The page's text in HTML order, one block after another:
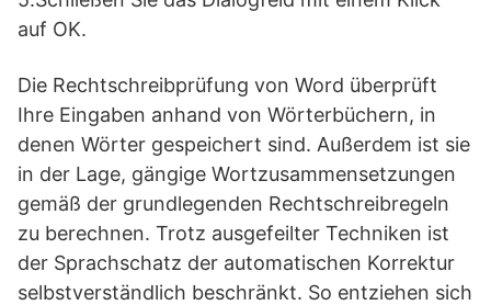
auf OK.
Die Rechtschreibprüfung von Word überprüft
Ihre Eingaben anhand von Wörterbüchern, in
denen Wörter gespeichert sind. Außerdem ist sie
in der Lage, gängige Wortzusammensetzungen
gemäß der grundlegenden Rechtschreibregeln
zu berechnen. Trotz ausgefeilter Techniken ist
der Sprachschatz der automatischen Korrektur
selbstverständlich beschränkt. So entziehen sich